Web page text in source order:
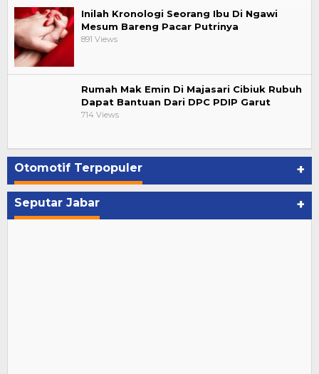
Inilah Kronologi Seorang Ibu Di Ngawi
Mesum Bareng Pacar Putrinya
891 Views
Rumah Mak Emin Di Majasari Cibiuk Rubuh
Dapat Bantuan Dari DPC PDIP Garut
714 Views
Otomotif Terpopuler +
Seputar Jabar +